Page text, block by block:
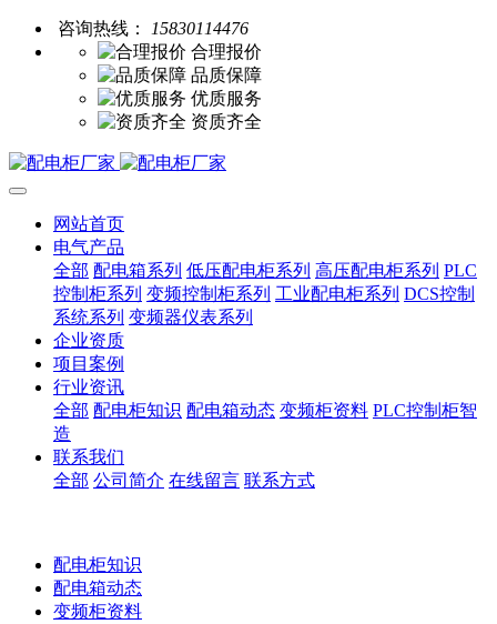
咨询热线：
15830114476
合理报价
品质保障
优质服务
资质齐全
网站首页
电气产品
全部 配电箱系列 低压配电柜系列 高压配电柜系列 PLC
控制柜系列 变频控制柜系列 工业配电柜系列 DCS控制
系统系列 变频器仪表系列
企业资质
项目案例
行业资讯
全部 配电柜知识 配电箱动态 变频柜资料 PLC控制柜智
造
联系我们
全部 公司简介 在线留言 联系方式
配电柜知识
配电箱动态
变频柜资料